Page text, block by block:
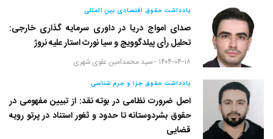
یادداشت حقوق اقتصادی بین المللی
صدای امواج دریا در داوری سرمایه گذاری خارجی:
تحلیل رأی پیلدگوویچ و سیا نورث استار علیه نروژ
۱۴۰۴-۰۴-۱۸ - سید محمدامین علوی شهری
یادداشت حقوق جزا و جرم شناسی
اصل ضرورت نظامی در بوته نقد: از تبیین مفهومی در
حقوق بشردوستانه تا حدود و ثغور استناد در پرتو رویه
قضایی